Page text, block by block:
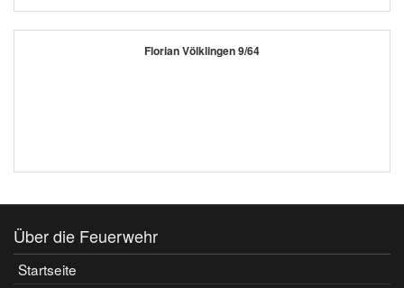
Florian Völklingen 9/64
Über die Feuerwehr
Startseite